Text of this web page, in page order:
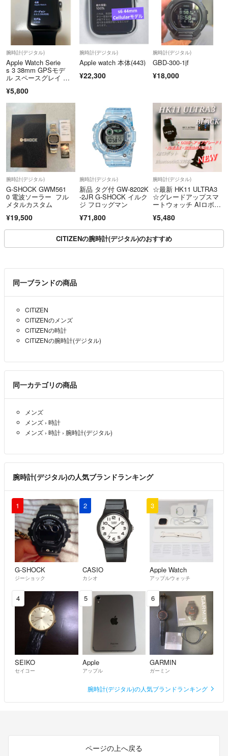
腕時計(デジタル)
Apple Watch Serie
s 3 38mm GPSモデ
ル スペースグレイ バ
¥5,800
腕時計(デジタル)
Apple watch 本体(443)
¥22,300
腕時計(デジタル)
GBD-300-1jf
¥18,000
腕時計(デジタル)
G-SHOCK GWM561
0 電波ソーラー フル
メタルカスタム
¥19,500
腕時計(デジタル)
新品 タグ付 GW-8202K
-2JR G-SHOCK イルク
ジ フロッグマン
¥71,800
腕時計(デジタル)
☆最新 HK11 ULTRA3
☆グレードアップスマ
ートウォッチ AIロボッ
¥5,480
CITIZENの腕時計(デジタル)のおすすめ
同一ブランドの商品
CITIZEN
CITIZENのメンズ
CITIZENの時計
CITIZENの腕時計(デジタル)
同一カテゴリの商品
メンズ
メンズ › 時計
メンズ › 時計 › 腕時計(デジタル)
腕時計(デジタル)の人気ブランドランキング
1
G-SHOCK
ジーショック
2
CASIO
カシオ
3
Apple Watch
アップルウォッチ
4
SEIKO
セイコー
5
Apple
アップル
6
GARMIN
ガーミン
腕時計(デジタル)の人気ブランドランキング
ページの上へ戻る